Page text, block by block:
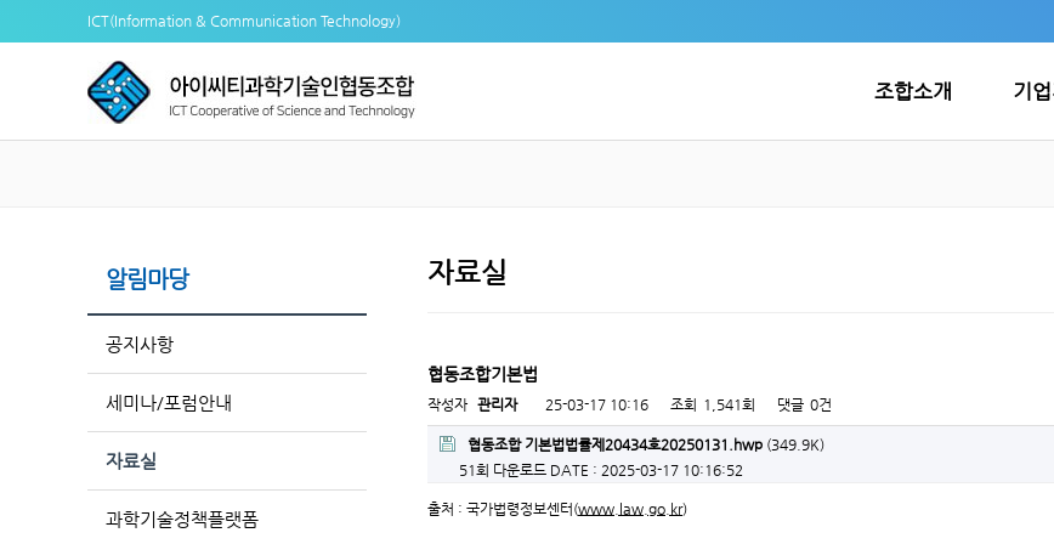
ICT(Information & Communication Technology)
조합소개 기
알림마당
공지사항
세미나/포럼안내
자료실
과학기술정책플랫폼
자료실
협동조합기본법
작성자 관리자 25-03-17 10:16 조회 1,541회 댓글 0건
협동조합 기본법법률제20434호20250131.hwp (349.9K)
51회 다운로드 DATE : 2025-03-17 10:16:52
출처 : 국가법령정보센터(www.law.go.kr)